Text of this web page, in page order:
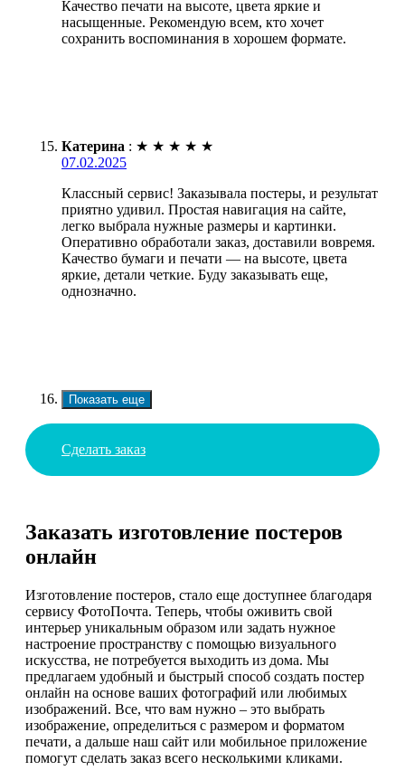
Качество печати на высоте, цвета яркие и
насыщенные. Рекомендую всем, кто хочет
сохранить воспоминания в хорошем формате.
Катерина : ★ ★ ★ ★ ★
07.02.2025
Классный сервис! Заказывала постеры, и результат
приятно удивил. Простая навигация на сайте,
легко выбрала нужные размеры и картинки.
Оперативно обработали заказ, доставили вовремя.
Качество бумаги и печати — на высоте, цвета
яркие, детали четкие. Буду заказывать еще,
однозначно.
Показать еще
Сделать заказ
Заказать изготовление постеров
онлайн
Изготовление постеров, стало еще доступнее благодаря
сервису ФотоПочта. Теперь, чтобы оживить свой
интерьер уникальным образом или задать нужное
настроение пространству с помощью визуального
искусства, не потребуется выходить из дома. Мы
предлагаем удобный и быстрый способ создать постер
онлайн на основе ваших фотографий или любимых
изображений. Все, что вам нужно – это выбрать
изображение, определиться с размером и форматом
печати, а дальше наш сайт или мобильное приложение
помогут сделать заказ всего несколькими кликами.